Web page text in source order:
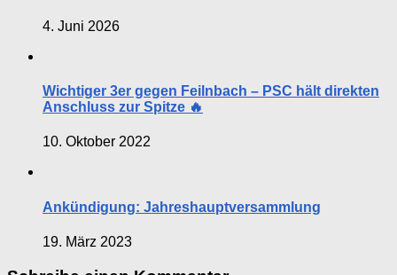
4. Juni 2026
Wichtiger 3er gegen Feilnbach – PSC hält direkten
Anschluss zur Spitze 🔥
10. Oktober 2022
Ankündigung: Jahreshauptversammlung
19. März 2023